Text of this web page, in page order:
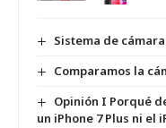
Sistema de
Comparamos la
Opinión I Porqué
un iPhone 7 Plus ni el